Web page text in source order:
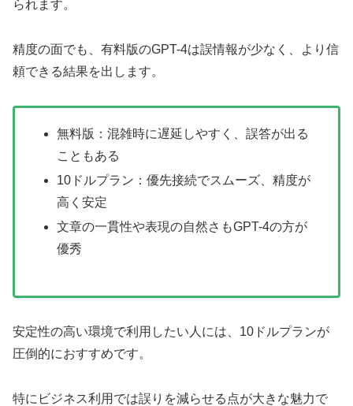
られます。
精度の面でも、有料版のGPT-4は誤情報が少なく、より信
頼できる結果を出します。
無料版：混雑時に遅延しやすく、誤答が出る
こともある
10ドルプラン：優先接続でスムーズ、精度が
高く安定
文章の一貫性や表現の自然さもGPT-4の方が
優秀
安定性の高い環境で利用したい人には、10ドルプランが
圧倒的におすすめです。
特にビジネス利用では誤りを減らせる点が大きな魅力で